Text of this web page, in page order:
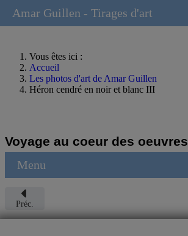
Vous êtes ici :
Accueil
Les photos d'art de Amar Guillen
Héron cendré en noir et blanc III
Voyage au coeur des oeuvres
Menu
Préc.
Amar Guillen - Tirages d'art